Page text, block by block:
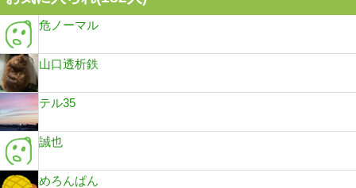
危ノーマル
山口透析鉄
テル35
誠也
めろんぱん